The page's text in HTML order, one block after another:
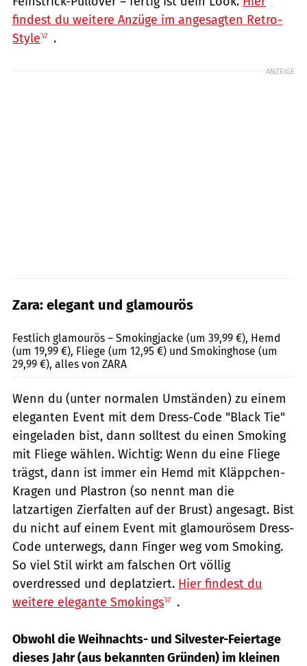
findest du weitere Anzüge im angesagten Retro-
Style
.
ANZEIGE
Zara: elegant und glamourös
Festlich glamourös – Smokingjacke (um 39,99 €), Hemd
(um 19,99 €), Fliege (um 12,95 €) und Smokinghose (um
29,99 €), alles von ZARA
Wenn du (unter normalen Umständen) zu einem
eleganten Event mit dem Dress-Code "Black Tie"
eingeladen bist, dann solltest du einen Smoking
mit Fliege wählen. Wichtig: Wenn du eine Fliege
trägst, dann ist immer ein Hemd mit Kläppchen-
Kragen und Plastron (so nennt man die
latzartigen Zierfalten auf der Brust) angesagt. Bist
du nicht auf einem Event mit glamourösem Dress-
Code unterwegs, dann Finger weg vom Smoking.
So viel Stil wirkt am falschen Ort völlig
overdressed und deplatziert. Hier findest du
weitere elegante Smokings
.
Obwohl die Weihnachts- und Silvester-Feiertage
dieses Jahr (aus bekannten Gründen) im kleinen